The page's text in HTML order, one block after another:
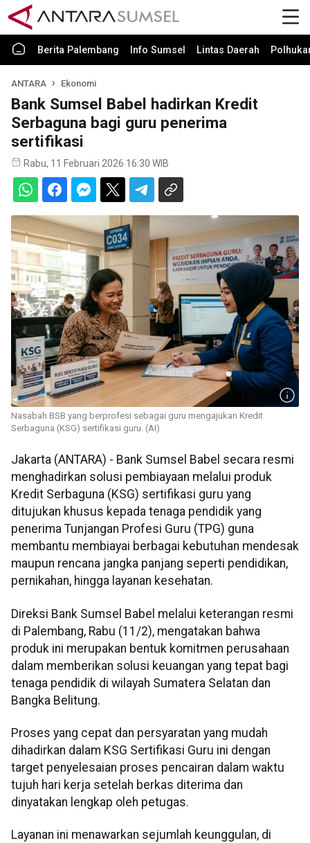
Berita Palembang Info Sumsel Lintas Daerah
ANTARA Ekonomi
Bank Sumsel Babel hadirkan Kredit
Serbaguna bagi guru penerima
sertifikasi
Rabu, 11 Februari 2026 16:30 WIB
Nasabah BSB yang berprofesi sebagai guru mengajukan Kredit
Serbaguna (KSG) sertifikasi guru. (AI)
Jakarta (ANTARA) - Bank Sumsel Babel secara resmi
menghadirkan solusi pembiayaan melalui produk
Kredit Serbaguna (KSG) sertifikasi guru yang
ditujukan khusus kepada tenaga pendidik yang
penerima Tunjangan Profesi Guru (TPG) guna
membantu membiayai berbagai kebutuhan mendesak
maupun rencana jangka panjang seperti pendidikan,
pernikahan, hingga layanan kesehatan.
Direksi Bank Sumsel Babel melalui keterangan resmi
di Palembang, Rabu (11/2), mengatakan bahwa
produk ini merupakan bentuk komitmen perusahaan
dalam memberikan solusi keuangan yang tepat bagi
tenaga pendidik di wilayah Sumatera Selatan dan
Bangka Belitung.
Proses yang cepat dan persyaratan yang mudah
dihadirkan dalam KSG Sertifikasi Guru ini dengan
target penyelesaian proses pencairan dalam waktu
tujuh hari kerja setelah berkas diterima dan
dinyatakan lengkap oleh petugas.
Layanan ini menawarkan sejumlah keunggulan, di